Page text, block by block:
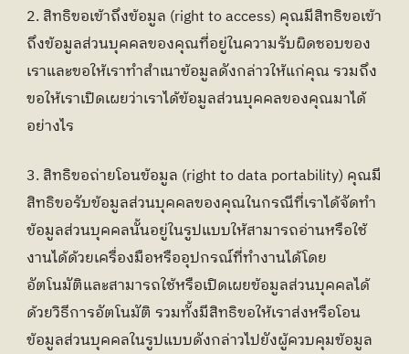
2. สิทธิขอเข้าถึงข้อมูล (right to access) คุณมีสิทธิขอเข้า
ถึงข้อมูลส่วนบุคคลของคุณที่อยู่ในความรับผิดชอบของ
เราและขอให้เราทำสำเนาข้อมูลดังกล่าวให้แก่คุณ รวมถึง
ขอให้เราเปิดเผยว่าเราได้ข้อมูลส่วนบุคคลของคุณมาได้
อย่างไร
3. สิทธิขอถ่ายโอนข้อมูล (right to data portability) คุณมี
สิทธิขอรับข้อมูลส่วนบุคคลของคุณในกรณีที่เราได้จัดทำ
ข้อมูลส่วนบุคคลนั้นอยู่ในรูปแบบให้สามารถอ่านหรือใช้
งานได้ด้วยเครื่องมือหรืออุปกรณ์ที่ทำงานได้โดย
อัตโนมัติและสามารถใช้หรือเปิดเผยข้อมูลส่วนบุคคลได้
ด้วยวิธีการอัตโนมัติ รวมทั้งมีสิทธิขอให้เราส่งหรือโอน
ข้อมูลส่วนบุคคลในรูปแบบดังกล่าวไปยังผู้ควบคุมข้อมูล